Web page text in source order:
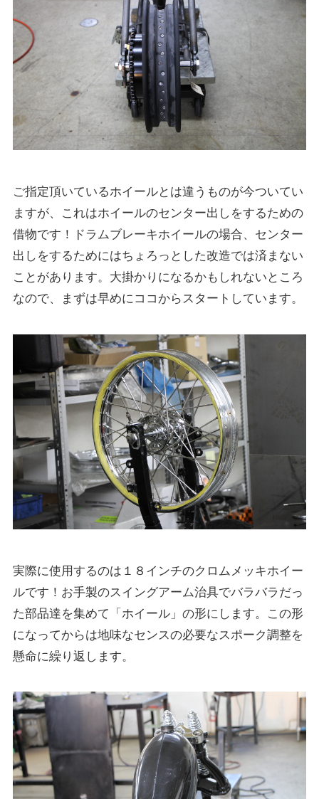
ご指定頂いているホイールとは違うものが今ついてい
ますが、これはホイールのセンター出しをするための
借物です！ドラムブレーキホイールの場合、センター
出しをするためにはちょろっとした改造では済まない
ことがあります。大掛かりになるかもしれないところ
なので、まずは早めにココからスタートしています。
実際に使用するのは１８インチのクロムメッキホイー
ルです！お手製のスイングアーム治具でバラバラだっ
た部品達を集めて「ホイール」の形にします。この形
になってからは地味なセンスの必要なスポーク調整を
懸命に繰り返します。